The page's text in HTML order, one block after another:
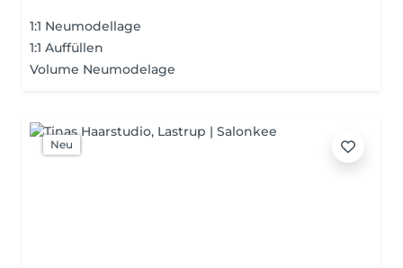
1:1 Neumodellage
1:1 Auffüllen
Volume Neumodelage
Neu